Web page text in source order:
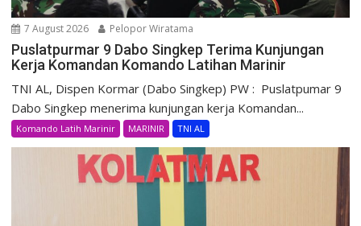
7 August 2026 Pelopor Wiratama
Puslatpurmar 9 Dabo Singkep Terima Kunjungan
Kerja Komandan Komando Latihan Marinir
TNI AL, Dispen Kormar (Dabo Singkep) PW : Puslatpumar 9
Dabo Singkep menerima kunjungan kerja Komandan...
Komando Latih Marinir MARINIR TNI AL